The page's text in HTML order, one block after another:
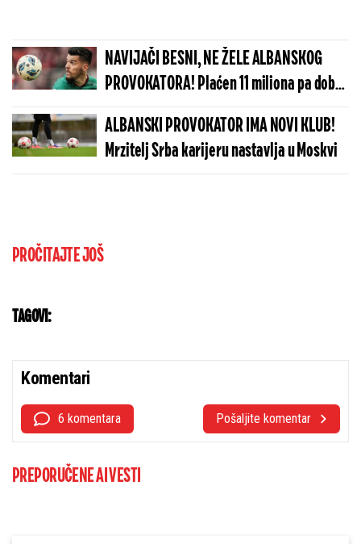
NAVIJAČI BESNI, NE ŽELE ALBANSKOG
PROVOKATORA! Plaćen 11 miliona pa dobio
brutalnu poruku
ALBANSKI PROVOKATOR IMA NOVI KLUB!
Mrzitelj Srba karijeru nastavlja u Moskvi
PROČITAJTE JOŠ
TAGOVI:
Komentari
6 komentara Pošaljite komentar
PREPORUČENE AI VESTI